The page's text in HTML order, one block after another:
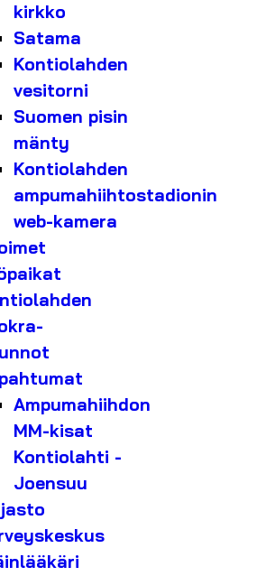
kirkko
Satama
Kontiolahden
vesitorni
Suomen pisin
mänty
Kontiolahden
ampumahiihtostadionin
web-kamera
Ampumahiihdon
MM-kisat
Kontiolahti -
Joensuu